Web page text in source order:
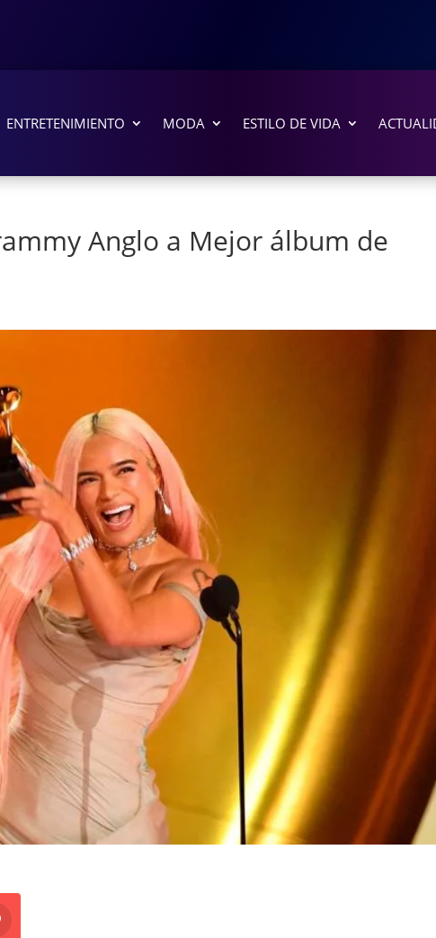
ENTRETENIMIENTO MODA ESTILO DE VIDA
Anglo a Mejor álbum de